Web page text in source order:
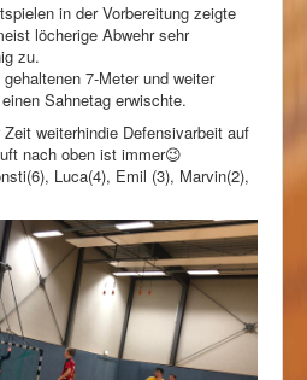
in der Vorbereitung zeigte
löcherige Abwehr sehr
zu.
7-Meter und weiter
Sahnetag erwischte.
weiterhindie Defensivarbeit auf
nach oben ist immer😉
Luca(4), Emil (3), Marvin(2),